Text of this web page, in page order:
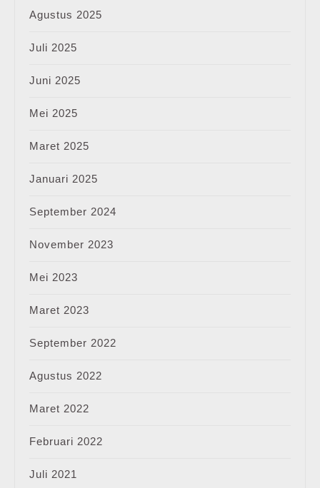
Agustus 2025
Juli 2025
Juni 2025
Mei 2025
Maret 2025
Januari 2025
September 2024
November 2023
Mei 2023
Maret 2023
September 2022
Agustus 2022
Maret 2022
Februari 2022
Juli 2021